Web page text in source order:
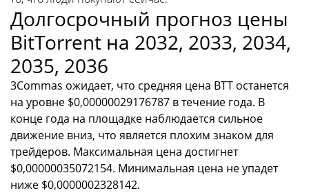
Долгосрочный прогноз цены
BitTorrent на 2032, 2033, 2034,
2035, 2036
3Commas ожидает, что средняя цена BTT останется
на уровне $0,00000029176787 в течение года. В
конце года на площадке наблюдается сильное
движение вниз, что является плохим знаком для
трейдеров. Максимальная цена достигнет
$0,00000035072154. Минимальная цена не упадет
ниже $0,0000002328142.